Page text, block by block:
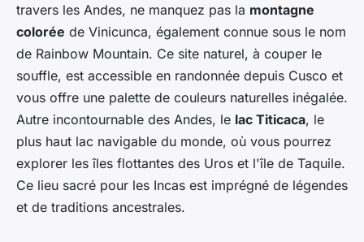
travers les Andes, ne manquez pas la montagne
colorée de Vinicunca, également connue sous le nom
de Rainbow Mountain. Ce site naturel, à couper le
souffle, est accessible en randonnée depuis Cusco et
vous offre une palette de couleurs naturelles inégalée.
Autre incontournable des Andes, le lac Titicaca, le
plus haut lac navigable du monde, où vous pourrez
explorer les îles flottantes des Uros et l'île de Taquile.
Ce lieu sacré pour les Incas est imprégné de légendes
et de traditions ancestrales.